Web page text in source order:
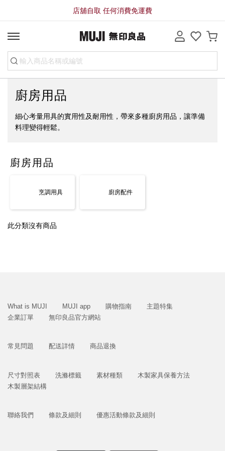
店舖自取 任何消費免運費
廚房用品
細心考量用具的實用性及耐用性，帶來多種廚房用品，讓準備
料理變得輕鬆。
廚房用品
烹調用具 廚房配件
此分類沒有商品
What is MUJI MUJI app 購物指南
主題特集
企業訂單
無印良品官方網站
常見問題 配送詳情 商品退換
尺寸對照表 洗滌標籤 素材種類
木製家具保養方法
木製層架結構
聯絡我們 條款及細則 優惠活動條款及細則